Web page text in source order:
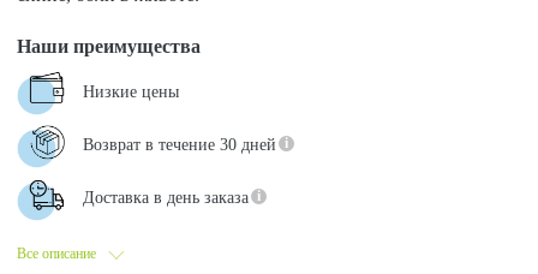
Все описание
Наши преимущества
Низкие цены
Возврат в течение 30 дней
Доставка в день заказа